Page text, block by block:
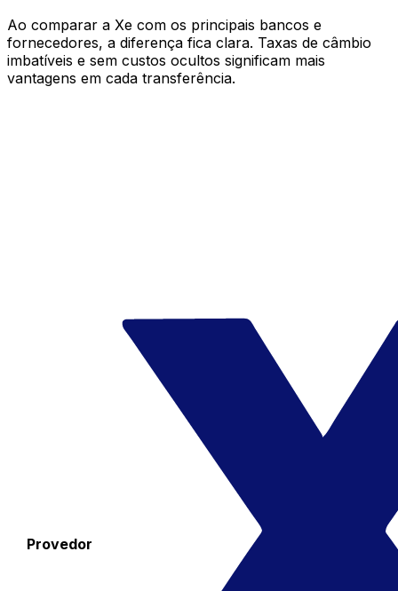
Ao comparar a Xe com os principais bancos e
fornecedores, a diferença fica clara. Taxas de câmbio
imbatíveis e sem custos ocultos significam mais
vantagens em cada transferência.
Provedor